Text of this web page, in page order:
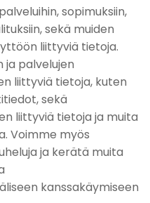
sopimuksiin,
sekä muiden
liittyviä tietoja.
palvelujen
liittyviä tietoja, kuten
sekä
liittyviä tietoja ja muita
Voimme myös
ja kerätä muita
kanssakäymiseen